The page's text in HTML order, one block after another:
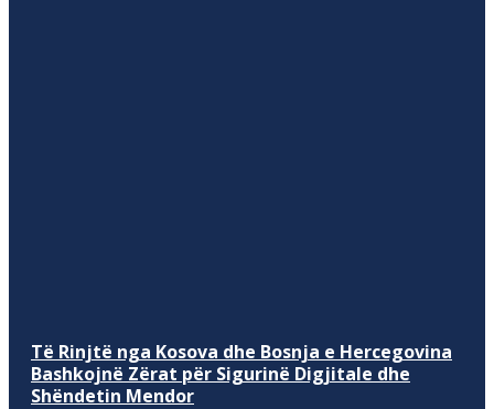
Të Rinjtë nga Kosova dhe Bosnja e Hercegovina
Bashkojnë Zërat për Sigurinë Digjitale dhe
Shëndetin Mendor